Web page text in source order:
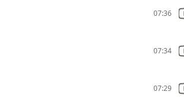
07:36
07:34
07:29